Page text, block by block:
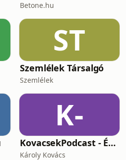
Betone.hu
ST
Szemlélek Társalgó
Szemlélek
K-
KovacsekPodcast - Értékes beszélgetések
Károly Kovács